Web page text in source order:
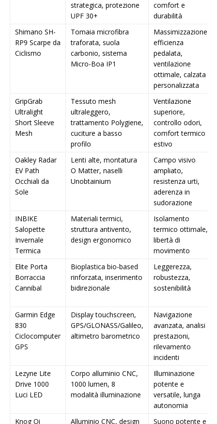
strategica, protezione
UPF 30+
comfort e
durabilità
Shimano SH-
RP9 Scarpe da
Ciclismo
Tomaia microfibra
traforata, suola
carbonio, sistema
Micro-Boa IP1
Massimizzazione
efficienza
pedalata,
ventilazione
ottimale, calzata
personalizzata
GripGrab
Ultralight
Short Sleeve
Mesh
Tessuto mesh
ultraleggero,
trattamento Polygiene,
cuciture a basso
profilo
Ventilazione
superiore,
controllo odori,
comfort termico
estivo
Oakley Radar
EV Path
Occhiali da
Sole
Lenti alte, montatura
O Matter, naselli
Unobtainium
Campo visivo
ampliato,
resistenza urti,
aderenza in
sudorazione
INBIKE
Salopette
Invernale
Termica
Materiali termici,
struttura antivento,
design ergonomico
Isolamento
termico ottimale,
libertà di
movimento
Elite Porta
Borraccia
Cannibal
Bioplastica bio-based
rinforzata, inserimento
bidirezionale
Leggerezza,
robustezza,
sostenibilità
Garmin Edge
830
Ciclocomputer
GPS
Display touchscreen,
GPS/GLONASS/Galileo,
altimetro barometrico
Navigazione
avanzata, analisi
prestazioni,
rilevamento
incidenti
Lezyne Lite
Drive 1000
Luci LED
Corpo alluminio CNC,
1000 lumen, 8
modalità illuminazione
Illuminazione
potente e
versatile, lunga
autonomia
Knog Oi
Alluminio CNC, design
Suono potente e